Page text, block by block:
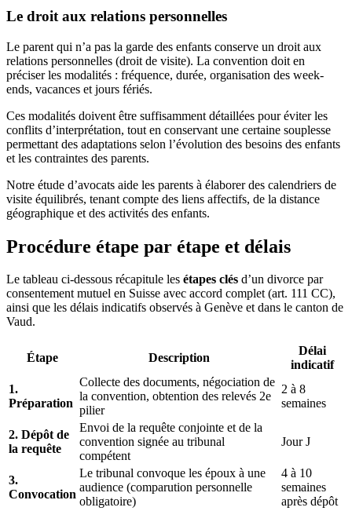
Le droit aux relations personnelles
Le parent qui n’a pas la garde des enfants conserve un droit aux
relations personnelles (droit de visite). La convention doit en
préciser les modalités : fréquence, durée, organisation des week-
ends, vacances et jours fériés.
Ces modalités doivent être suffisamment détaillées pour éviter les
conflits d’interprétation, tout en conservant une certaine souplesse
permettant des adaptations selon l’évolution des besoins des enfants
et les contraintes des parents.
Notre étude d’avocats aide les parents à élaborer des calendriers de
visite équilibrés, tenant compte des liens affectifs, de la distance
géographique et des activités des enfants.
Procédure étape par étape et délais
Le tableau ci-dessous récapitule les étapes clés d’un divorce par
consentement mutuel en Suisse avec accord complet (art. 111 CC),
ainsi que les délais indicatifs observés à Genève et dans le canton de
Vaud.
Étape Description
Délai
indicatif
1.
Préparation
Collecte des documents, négociation de
la convention, obtention des relevés 2e
pilier
2 à 8
semaines
2. Dépôt de
la requête
Envoi de la requête conjointe et de la
convention signée au tribunal
compétent
Jour J
3.
Convocation
Le tribunal convoque les époux à une
audience (comparution personnelle
obligatoire)
4 à 10
semaines
après dépôt